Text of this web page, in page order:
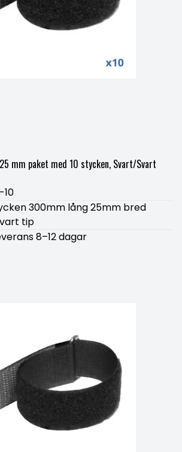
mm paket med 10 stycken, Svart/Svart
300mm lång 25mm bred
tip
8–12 dagar